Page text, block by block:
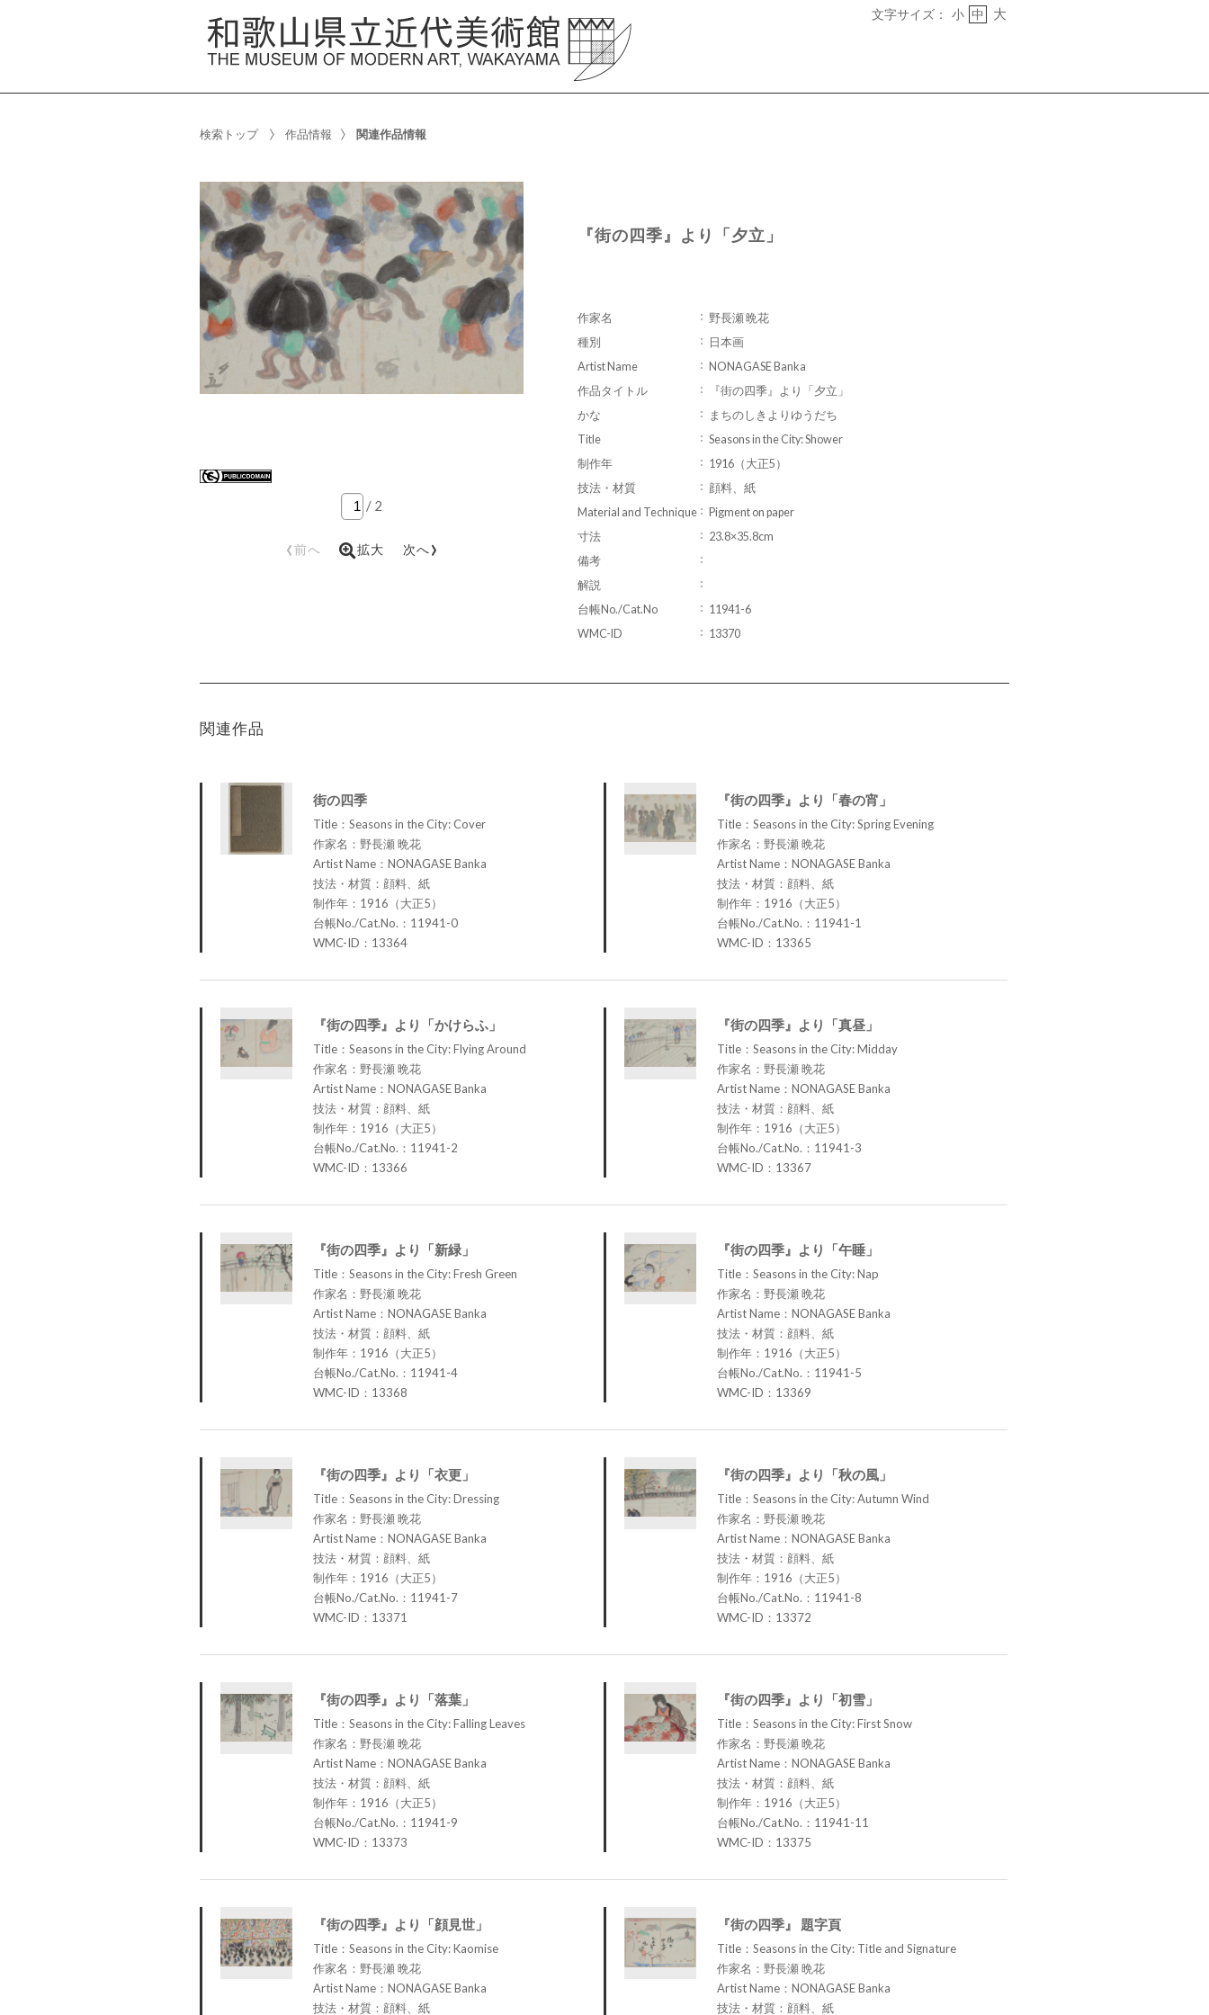
文字サイズ： 小 中 大
検索トップ 作品情報 関連作品情報
/ 2
‹前へ 拡大 次へ›
『街の四季』より「夕立」
作家名
野長瀬 晩花
種別
日本画
Artist Name
NONAGASE Banka
作品タイトル
『街の四季』より「夕立」
かな
まちのしきよりゆうだち
Title
Seasons in the City: Shower
制作年
1916（大正5）
技法・材質
顔料、紙
Material and Technique
Pigment on paper
寸法
23.8×35.8cm
備考
解説
台帳No./Cat.No
11941-6
WMC-ID
13370
関連作品
街の四季
Title：Seasons in the City: Cover
作家名：野長瀬 晩花
Artist Name：NONAGASE Banka
技法・材質：顔料、紙
制作年：1916（大正5）
台帳No./Cat.No.：11941-0
WMC-ID：13364
『街の四季』より「春の宵」
Title：Seasons in the City: Spring Evening
作家名：野長瀬 晩花
Artist Name：NONAGASE Banka
技法・材質：顔料、紙
制作年：1916（大正5）
台帳No./Cat.No.：11941-1
WMC-ID：13365
『街の四季』より「かけらふ」
Title：Seasons in the City: Flying Around
作家名：野長瀬 晩花
Artist Name：NONAGASE Banka
技法・材質：顔料、紙
制作年：1916（大正5）
台帳No./Cat.No.：11941-2
WMC-ID：13366
『街の四季』より「真昼」
Title：Seasons in the City: Midday
作家名：野長瀬 晩花
Artist Name：NONAGASE Banka
技法・材質：顔料、紙
制作年：1916（大正5）
台帳No./Cat.No.：11941-3
WMC-ID：13367
『街の四季』より「新緑」
Title：Seasons in the City: Fresh Green
作家名：野長瀬 晩花
Artist Name：NONAGASE Banka
技法・材質：顔料、紙
制作年：1916（大正5）
台帳No./Cat.No.：11941-4
WMC-ID：13368
『街の四季』より「午睡」
Title：Seasons in the City: Nap
作家名：野長瀬 晩花
Artist Name：NONAGASE Banka
技法・材質：顔料、紙
制作年：1916（大正5）
台帳No./Cat.No.：11941-5
WMC-ID：13369
『街の四季』より「衣更」
Title：Seasons in the City: Dressing
作家名：野長瀬 晩花
Artist Name：NONAGASE Banka
技法・材質：顔料、紙
制作年：1916（大正5）
台帳No./Cat.No.：11941-7
WMC-ID：13371
『街の四季』より「秋の風」
Title：Seasons in the City: Autumn Wind
作家名：野長瀬 晩花
Artist Name：NONAGASE Banka
技法・材質：顔料、紙
制作年：1916（大正5）
台帳No./Cat.No.：11941-8
WMC-ID：13372
『街の四季』より「落葉」
Title：Seasons in the City: Falling Leaves
作家名：野長瀬 晩花
Artist Name：NONAGASE Banka
技法・材質：顔料、紙
制作年：1916（大正5）
台帳No./Cat.No.：11941-9
WMC-ID：13373
『街の四季』より「初雪」
Title：Seasons in the City: First Snow
作家名：野長瀬 晩花
Artist Name：NONAGASE Banka
技法・材質：顔料、紙
制作年：1916（大正5）
台帳No./Cat.No.：11941-11
WMC-ID：13375
『街の四季』より「顔見世」
Title：Seasons in the City: Kaomise
作家名：野長瀬 晩花
Artist Name：NONAGASE Banka
技法・材質：顔料、紙
『街の四季』 題字頁
Title：Seasons in the City: Title and Signature
作家名：野長瀬 晩花
Artist Name：NONAGASE Banka
技法・材質：顔料、紙